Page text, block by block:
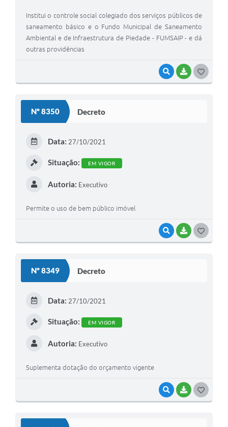
VISUALIZAR
BAIXAR
Institui o controle social colegiado dos serviços públicos de
saneamento básico e o Fundo Municipal de Saneamento
Ambiental e de Infraestrutura de Piedade - FUMSAIP - e dá
outras providências
Nº 8350 Decreto
VISUALIZAR
BAIXAR
Data: 27/10/2021
Situação: EM VIGOR
Autoria: Executivo
Permite o uso de bem público imóvel
Nº 8349 Decreto
VISUALIZAR
BAIXAR
Data: 27/10/2021
Situação: EM VIGOR
Autoria: Executivo
Suplementa dotação do orçamento vigente